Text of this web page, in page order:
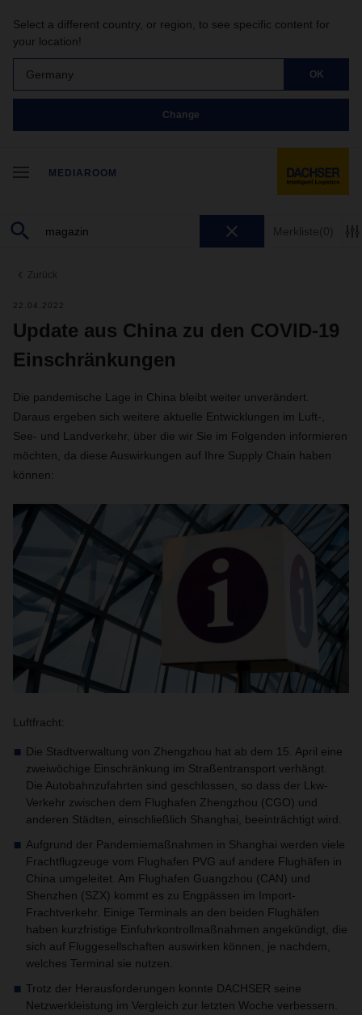
Select a different country, or region, to see specific content for
your location!
Germany OK
Change
MEDIAROOM
Merkliste(0)
Zurück
22.04.2022
Update aus China zu den COVID-19
Einschränkungen
Die pandemische Lage in China bleibt weiter unverändert.
Daraus ergeben sich weitere aktuelle Entwicklungen im Luft-,
See- und Landverkehr, über die wir Sie im Folgenden informieren
möchten, da diese Auswirkungen auf Ihre Supply Chain haben
können:
Luftfracht:
Die Stadtverwaltung von Zhengzhou hat ab dem 15. April eine
zweiwöchige Einschränkung im Straßentransport verhängt.
Die Autobahnzufahrten sind geschlossen, so dass der Lkw-
Verkehr zwischen dem Flughafen Zhengzhou (CGO) und
anderen Städten, einschließlich Shanghai, beeinträchtigt wird.
Aufgrund der Pandemiemaßnahmen in Shanghai werden viele
Frachtflugzeuge vom Flughafen PVG auf andere Flughäfen in
China umgeleitet. Am Flughafen Guangzhou (CAN) und
Shenzhen (SZX) kommt es zu Engpässen im Import-
Frachtverkehr. Einige Terminals an den beiden Flughäfen
haben kurzfristige Einfuhrkontrollmaßnahmen angekündigt, die
sich auf Fluggesellschaften auswirken können, je nachdem,
welches Terminal sie nutzen.
Trotz der Herausforderungen konnte DACHSER seine
Netzwerkleistung im Vergleich zur letzten Woche verbessern.